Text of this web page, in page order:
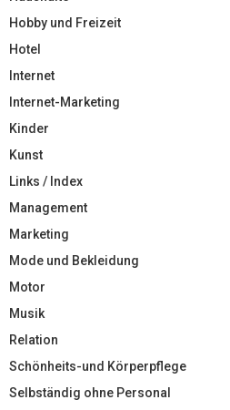
Hobby und Freizeit
Hotel
Internet
Internet-Marketing
Kinder
Kunst
Links / Index
Management
Marketing
Mode und Bekleidung
Motor
Musik
Relation
Schönheits-und Körperpflege
Selbständig ohne Personal